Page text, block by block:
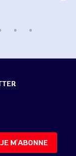
JE M'ABONNE